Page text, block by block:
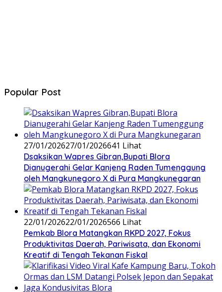
Popular Post
27/01/202627/01/2026641 Lihat
‎Dsaksikan Wapres Gibran,Bupati Blora
Dianugerahi Gelar Kanjeng Raden Tumenggung
oleh Mangkunegoro X di Pura Mangkunegaran
22/01/202622/01/2026566 Lihat
‎Pemkab Blora Matangkan RKPD 2027, Fokus
Produktivitas Daerah, Pariwisata, dan Ekonomi
Kreatif di Tengah Tekanan Fiskal